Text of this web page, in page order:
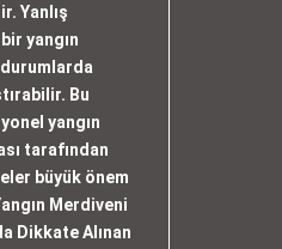
Yanlış
yangın
Bu
yangın
tarafından
büyük önem
Merdiveni
Dikkate Alınan